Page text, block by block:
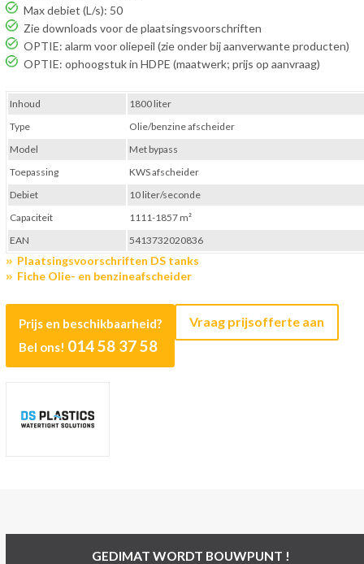
Max debiet (L/s): 50
Zie downloads voor de plaatsingsvoorschriften
OPTIE: alarm voor oliepeil (zie onder bij aanverwante producten)
OPTIE: ophoogstuk in HDPE (maatwerk; prijs op aanvraag)
Plaatsingsvoorschriften DS tanks
Fiche Olie- en benzineafscheider
Prijs en beschikbaarheid?
Bel ons! 014 58 37 58
Vraag prijsofferte aan
Inhoud
1800 liter
Type
Olie/benzine afscheider
Model
Met bypass
Toepassing
KWS afscheider
Debiet
10 liter/seconde
Capaciteit
1111-1857 m²
EAN
5413732020836
GEDIMAT WORDT BOUWPUNT !